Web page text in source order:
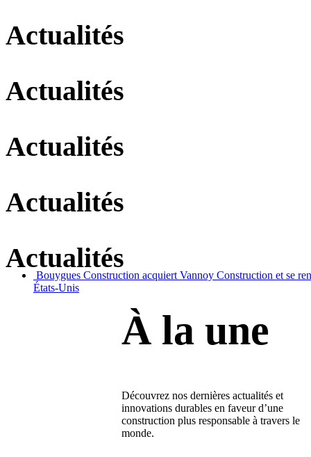
Actualités
Actualités
Actualités
Actualités
Actualités
À la une
Découvrez nos dernières actualités et
innovations durables en faveur d’une
construction plus responsable à travers le
monde.
Bouygues Construction acquiert Vannoy Construction et se
États-Unis